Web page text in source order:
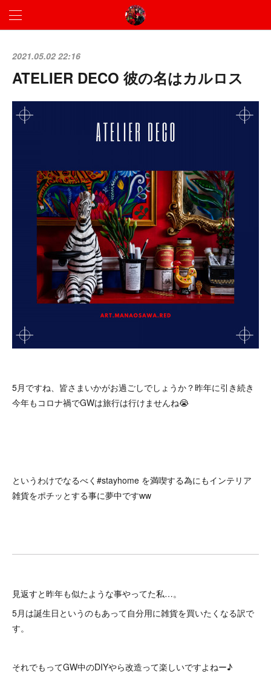
2021.05.02 22:16
ATELIER DECO 彼の名はカルロス
5月ですね、皆さまいかがお過ごしでしょうか？昨年に引き続き
今年もコロナ禍でGWは旅行は行けませんね😭
というわけでなるべく#stayhome を満喫する為にもインテリア
雑貨をポチッとする事に夢中ですww
見返すと昨年も似たような事やってた私…。
5月は誕生日というのもあって自分用に雑貨を買いたくなる訳で
す。
それでもってGW中のDIYやら改造って楽しいですよねー♪